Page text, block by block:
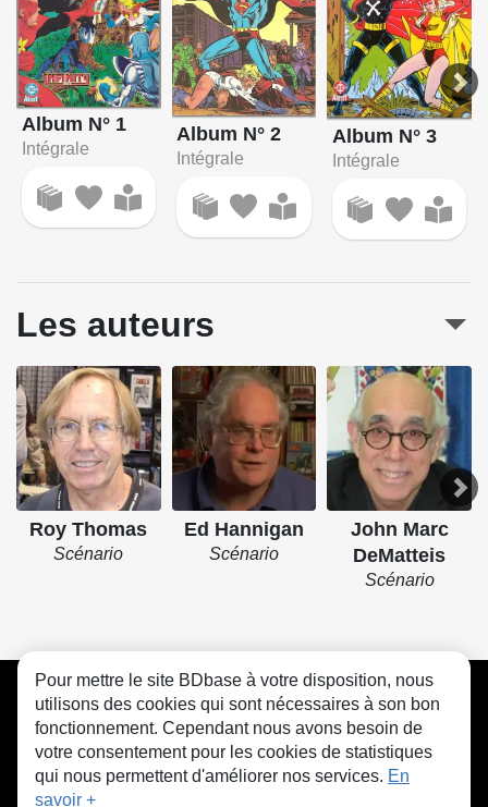
Album N° 1
Intégrale
Album N° 2
Intégrale
Album N° 3
Intégrale
Les auteurs
Roy Thomas
Scénario
Ed Hannigan
Scénario
John Marc
DeMatteis
Scénario
CGU FAQ Contact Cookies
Pour mettre le site BDbase à votre disposition, nous
utilisons des cookies qui sont nécessaires à son bon
fonctionnement. Cependant nous avons besoin de
votre consentement pour les cookies de statistiques
qui nous permettent d'améliorer nos services. En
savoir +